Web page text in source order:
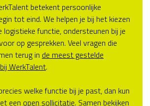
betekent persoonlijke
tot eind. We helpen je bij het kiezen
logistieke functie, ondersteunen bij je
op gesprekken. Veel vragen die
terug in de meest gestelde
WerkTalent.
welke functie bij je past, dan kun
een open sollicitatie. Samen bekijken